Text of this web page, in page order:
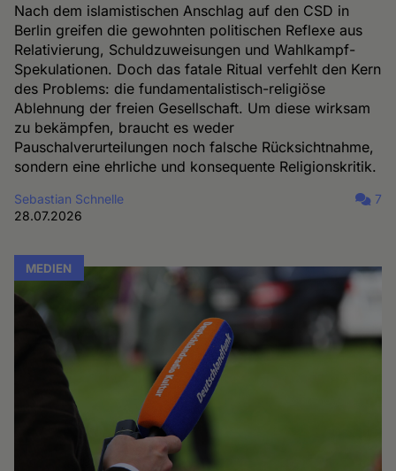
Nach dem islamistischen Anschlag auf den CSD in
Berlin greifen die gewohnten politischen Reflexe aus
Relativierung, Schuldzuweisungen und Wahlkampf-
Spekulationen. Doch das fatale Ritual verfehlt den Kern
des Problems: die fundamentalistisch-religiöse
Ablehnung der freien Gesellschaft. Um diese wirksam
zu bekämpfen, braucht es weder
Pauschalverurteilungen noch falsche Rücksichtnahme,
sondern eine ehrliche und konsequente Religionskritik.
Sebastian Schnelle
28.07.2026
7
MEDIEN